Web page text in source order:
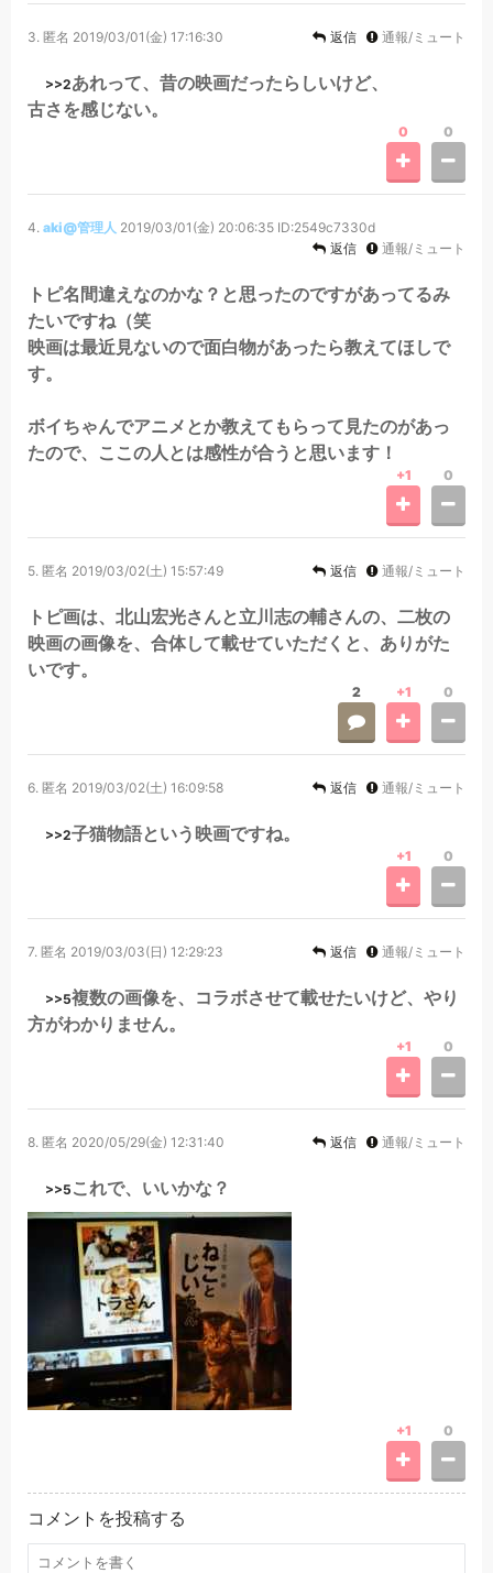
3. 匿名 2019/03/01(金) 17:16:30 返信 通報/ミュート
>>2あれって、昔の映画だったらしいけど、
古さを感じない。
0 0
4. aki@管理人 2019/03/01(金) 20:06:35 ID:2549c7330d
返信
通報/ミュート
トピ名間違えなのかな？と思ったのですがあってるみ
たいですね（笑
映画は最近見ないので面白物があったら教えてほしで
す。
ボイちゃんでアニメとか教えてもらって見たのがあっ
たので、ここの人とは感性が合うと思います！
+1 0
5. 匿名 2019/03/02(土) 15:57:49 返信 通報/ミュート
トピ画は、北山宏光さんと立川志の輔さんの、二枚の
映画の画像を、合体して載せていただくと、ありがた
いです。
2 +1 0
6. 匿名 2019/03/02(土) 16:09:58 返信 通報/ミュート
>>2子猫物語という映画ですね。
+1 0
7. 匿名 2019/03/03(日) 12:29:23 返信 通報/ミュート
>>5複数の画像を、コラボさせて載せたいけど、やり
方がわかりません。
+1 0
8. 匿名 2020/05/29(金) 12:31:40 返信 通報/ミュート
>>5 これで、いいかな？
+1 0
コメントを投稿する